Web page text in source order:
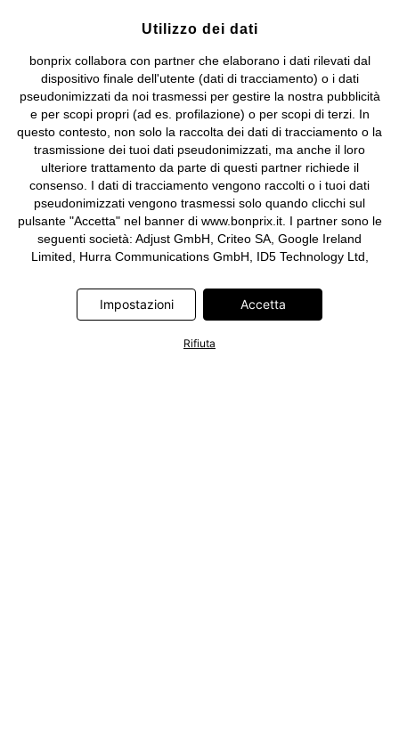
Utilizzo dei dati
bonprix collabora con partner che elaborano i dati rilevati dal
dispositivo finale dell'utente (dati di tracciamento) o i dati
pseudonimizzati da noi trasmessi per gestire la nostra pubblicità
e per scopi propri (ad es. profilazione) o per scopi di terzi. In
questo contesto, non solo la raccolta dei dati di tracciamento o la
trasmissione dei tuoi dati pseudonimizzati, ma anche il loro
ulteriore trattamento da parte di questi partner richiede il
consenso. I dati di tracciamento vengono raccolti o i tuoi dati
pseudonimizzati vengono trasmessi solo quando clicchi sul
pulsante "Accetta" nel banner di www.bonprix.it. I partner sono le
seguenti società: Adjust GmbH, Criteo SA, Google Ireland
Limited, Hurra Communications GmbH, ID5 Technology Ltd,
Limited, Pinterest Europe Limited, RTB-House GmbH, TikTok
Information Technologies UK Limited. Ulteriori informazioni sul
informativa privacy e cookie
Impostazioni Accetta
Rifiuta